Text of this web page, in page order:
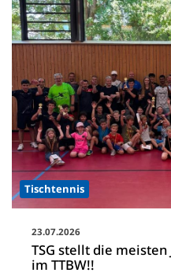
Tischtennis
23.07.2026
TSG stellt die
im TTBW!!